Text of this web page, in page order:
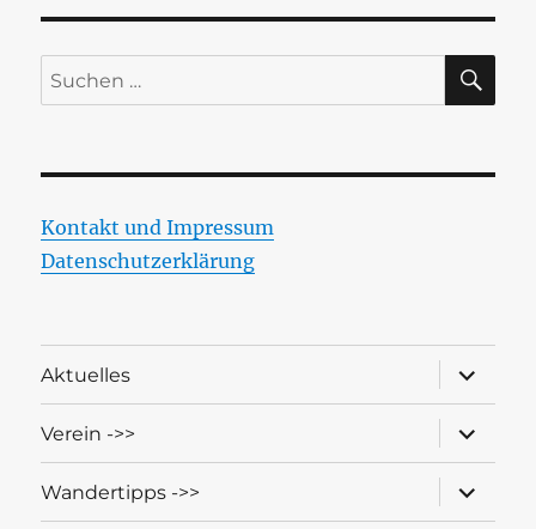
Suchen
nach:
Kontakt und Impressum
Datenschutzerklärung
Aktuelles
öffnen
Verein ->>
öffnen
Wandertipps ->>
öffnen